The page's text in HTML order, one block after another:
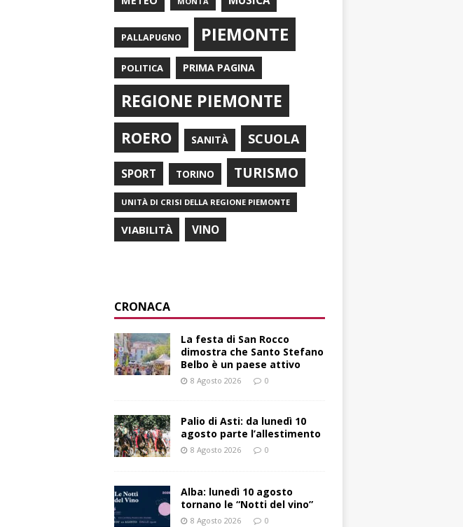
PALLAPUGNO PIEMONTE
POLITICA PRIMA PAGINA
REGIONE PIEMONTE
ROERO SANITÀ SCUOLA
SPORT TORINO TURISMO
UNITÀ DI CRISI DELLA REGIONE PIEMONTE
VIABILITÀ VINO
CRONACA
La festa di San Rocco
dimostra che Santo Stefano
Belbo è un paese attivo
8 Agosto 2026 0
Palio di Asti: da lunedì 10
agosto parte l’allestimento
8 Agosto 2026 0
Alba: lunedì 10 agosto
tornano le “Notti del vino”
8 Agosto 2026 0